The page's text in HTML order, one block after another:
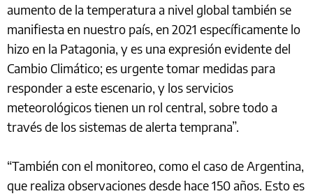
aumento de la temperatura a nivel global también se
manifiesta en nuestro país, en 2021 específicamente lo
hizo en la Patagonia, y es una expresión evidente del
Cambio Climático; es urgente tomar medidas para
responder a este escenario, y los servicios
meteorológicos tienen un rol central, sobre todo a
través de los sistemas de alerta temprana”.
“También con el monitoreo, como el caso de Argentina,
que realiza observaciones desde hace 150 años. Esto es